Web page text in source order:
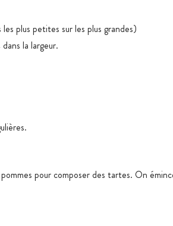
plus petites sur les plus grandes)
la largeur.
pour composer des tartes. On